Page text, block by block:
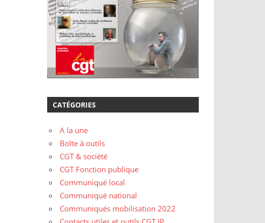
CATÉGORIES
A la une
Boîte à outils
CGT & société
CGT Fonction publique
Communiqué local
Communiqué national
Communiqués mobilisation 2022